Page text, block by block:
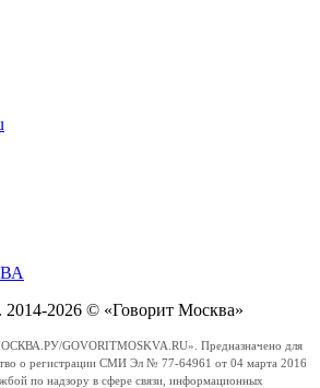
2026 © «Говорит Москва»
GOVORITMOSKVA.RU». Предназначено для
о регистрации СМИ Эл № 77-64961 от 04 марта 2016
по надзору в сфере связи, информационных